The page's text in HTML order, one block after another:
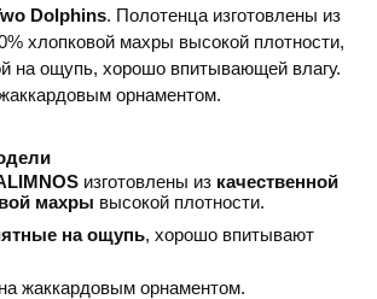
Dolphins. Полотенца изготовлены из
хлопковой махры высокой плотности,
на ощупь, хорошо впитывающей влагу.
орнаментом.
изготовлены из качественной
махры высокой плотности.
на ощупь, хорошо впитывают
жаккардовым орнаментом.